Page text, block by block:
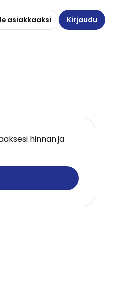
asiakkaaksi Kirjaudu
hinnan ja